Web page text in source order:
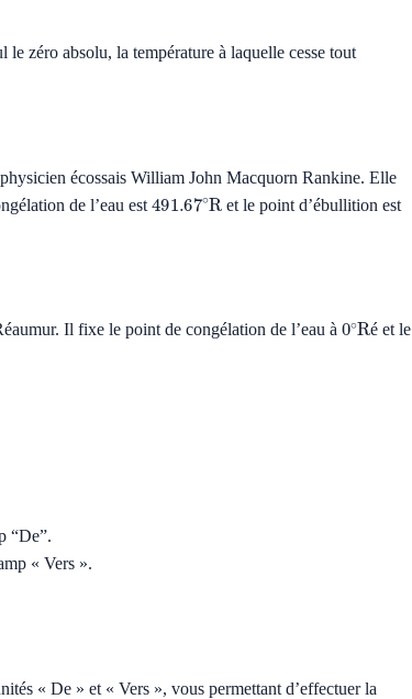
zéro absolu, la température à laquelle cesse tout
écossais William John Macquorn Rankine. Elle
de l’eau est 491.67∘R et le point d’ébullition est
Il fixe le point de congélation de l’eau à é
0∘Ré et le
“De”.
« Vers ».
« De » et « Vers », vous permettant d’effectuer la